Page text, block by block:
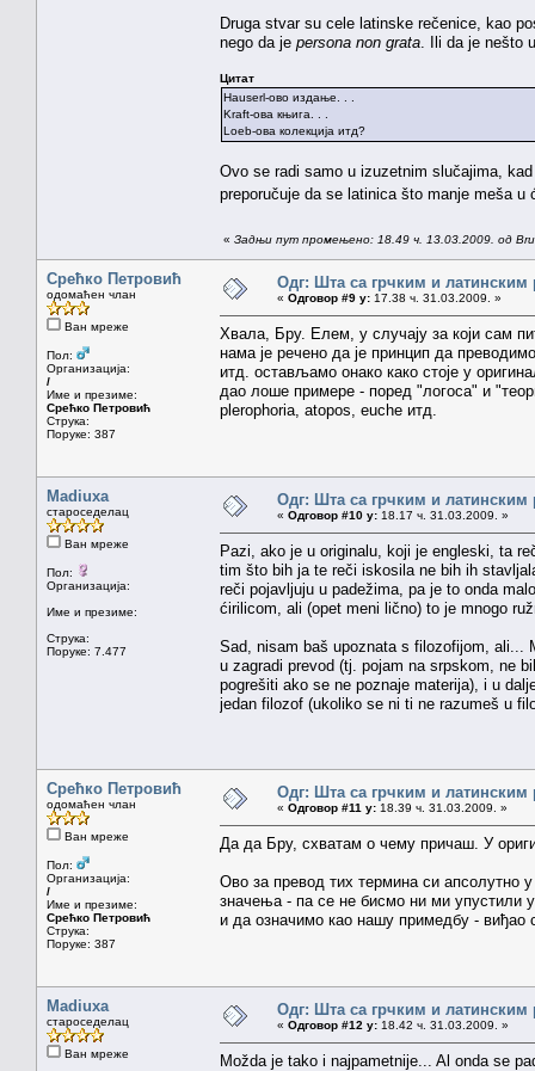
Druga stvar su cele latinske rečenice, kao
nego da je persona non grata . Ili da je nešto
Цитат
Hauserl-ово издање. . .
Kraft-ова књига. . .
Loeb-ова колекција итд?
Ovo se radi samo u izuzetnim slučajima,
preporučuje da se latinica što manje meša
« Задњи пут промењено: 18.49 ч. 13.03.2009. од
Срећко Петровић
одомаћен члан
Ван мреже
Пол:
Организација:
/
Име и презиме:
Срећко Петровић
Струка:
Поруке: 387
Одг: Шта са грчким и
« Одговор #9 у: 17.38 ч. 31.03.2009. »
Хвала, Бру. Елем, у случају за који сам
нама је речено да је принцип да
итд. остављамо онако како стоје у
дао лоше примере - поред "логоса" и
plerophoria, atopos, euche итд.
Madiuxa
староседелац
Ван мреже
Пол:
Организација:
Име и презиме:
Струка:
Поруке: 7.477
Одг: Шта са грчким и
« Одговор #10 у: 18.17 ч. 31.03.2009. »
Pazi, ako je u originalu, koji je engleski, ta
tim što bih ja te reči iskosila ne bih ih
reči pojavljuju u padežima, pa je to onda
ćirilicom, ali (opet meni lično) to je mnogo
Sad, nisam baš upoznata s filozofijom, ali...
u zagradi prevod (tj. pojam na srpskom, ne
pogrešiti ako se ne poznaje materija), i u
jedan filozof (ukoliko se ni ti ne razumeš u
Срећко Петровић
одомаћен члан
Ван мреже
Пол:
Организација:
/
Име и презиме:
Срећко Петровић
Струка:
Поруке: 387
Одг: Шта са грчким и
« Одговор #11 у: 18.39 ч. 31.03.2009. »
Да да Бру, схватам о чему причаш. У
Ово за превод тих термина си апсолутно
значења - па се не бисмо ни ми упустили
и да означимо као нашу примедбу - виђао
Madiuxa
староседелац
Ван мреже
Одг: Шта са грчким и
« Одговор #12 у: 18.42 ч. 31.03.2009. »
Možda je tako i najpametnije... Al onda se